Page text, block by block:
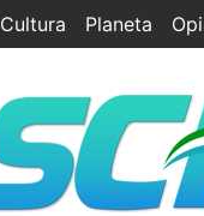
Cultura Planeta